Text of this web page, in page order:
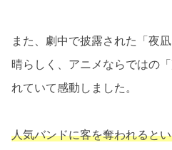
また、劇中で披露された「夜
晴らしく、アニメならではの
れていて感動しました。
人気バンドに客を奪われると